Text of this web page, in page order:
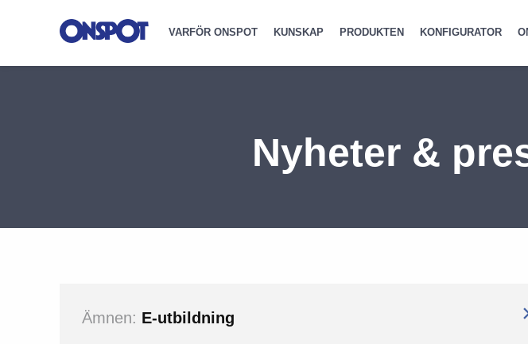
VARFÖR ONSPOT KUNSKAP PRODUKTEN KONFIGURATOR
Nyheter &
Ämnen: E-utbildning